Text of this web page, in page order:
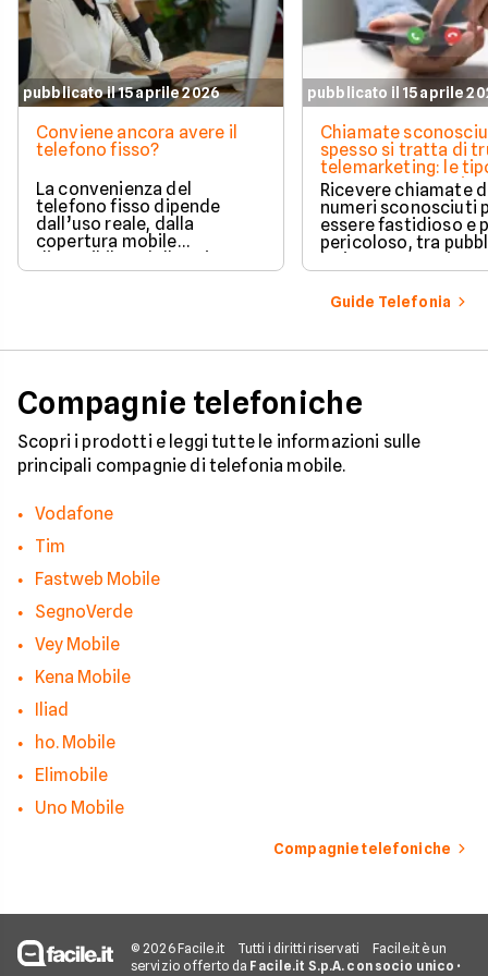
pubblicato il 15 aprile 2026
Conviene ancora avere il
telefono fisso?
La convenienza del
telefono fisso dipende
dall’uso reale, dalla
copertura mobile
disponibile e dalle esigenze
di casa o lavoro.
pubblicato il 15 aprile
Chiamate
spesso si tratta di
telemarketing: le
come proteggersi
Ricevere chiamate
numeri sconosciuti
essere fastidioso e
pericoloso, tra
insistente e veri e
tentativi di truffa.
come il tuo numero
nelle mani dei call
efficaci per
riconoscere i
pericolo e a usare gli
strumenti giusti per
bloccare finalmente
contatti
Guide Telefonia
Compagnie telefoniche
Scopri i prodotti e leggi tutte le informazioni sulle
principali compagnie di telefonia mobile.
Vodafone
Tim
Fastweb Mobile
SegnoVerde
Vey Mobile
Kena Mobile
Iliad
ho. Mobile
Elimobile
Uno Mobile
Compagnie telefoniche
© 2026 Facile.it Tutti i diritti riservati
Facile.it è un
servizio offerto da Facile.it S.p.A. con socio unico •